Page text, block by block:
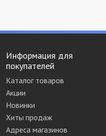
Информация для
покупателей
Каталог товаров
Акции
Новинки
Хиты продаж
Адреса магазинов